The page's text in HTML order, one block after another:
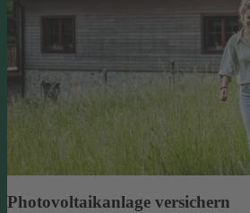
Photovoltaikanlage versichern